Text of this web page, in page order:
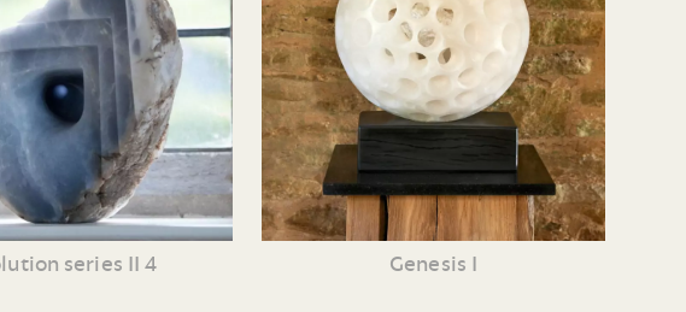
series II 4 Genesis I